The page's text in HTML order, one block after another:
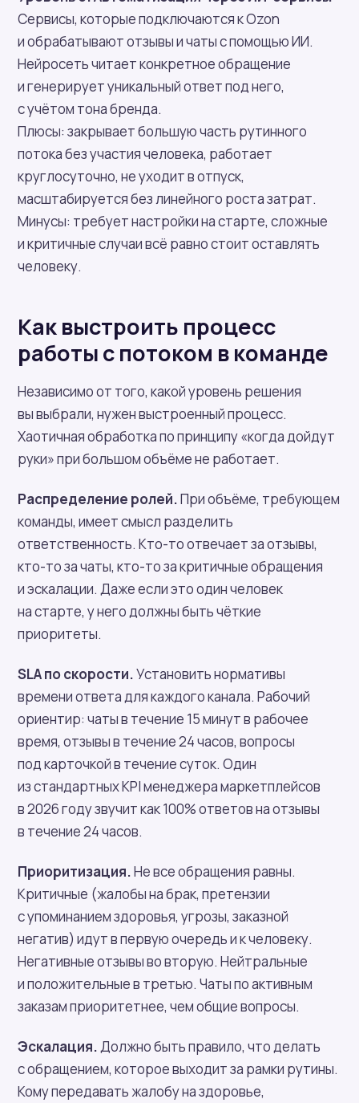
Сервисы, которые подключаются к Ozon
и обрабатывают отзывы и чаты с помощью ИИ.
Нейросеть читает конкретное обращение
и генерирует уникальный ответ под него,
с учётом тона бренда.
Плюсы: закрывает большую часть рутинного
потока без участия человека, работает
круглосуточно, не уходит в отпуск,
масштабируется без линейного роста затрат.
Минусы: требует настройки на старте, сложные
и критичные случаи всё равно стоит оставлять
человеку.
Как выстроить процесс
работы с потоком в команде
Независимо от того, какой уровень решения
вы выбрали, нужен выстроенный процесс.
Хаотичная обработка по принципу «когда дойдут
руки» при большом объёме не работает.
Распределение ролей.При объёме, требующем
команды, имеет смысл разделить
ответственность. Кто-то отвечает за отзывы,
кто-то за чаты, кто-то за критичные обращения
и эскалации. Даже если это один человек
на старте, у него должны быть чёткие
приоритеты.
SLA по скорости.Установить нормативы
времени ответа для каждого канала. Рабочий
ориентир: чаты в течение 15 минут в рабочее
время, отзывы в течение 24 часов, вопросы
под карточкой в течение суток. Один
из стандартных KPI менеджера маркетплейсов
в 2026 году звучит как 100% ответов на отзывы
в течение 24 часов.
Приоритизация.Не все обращения равны.
Критичные (жалобы на брак, претензии
с упоминанием здоровья, угрозы, заказной
негатив) идут в первую очередь и к человеку.
Негативные отзывы во вторую. Нейтральные
и положительные в третью. Чаты по активным
заказам приоритетнее, чем общие вопросы.
Эскалация. Должно быть правило, что делать
с обращением, которое выходит за рамки рутины.
Кому передавать жалобу на здоровье,